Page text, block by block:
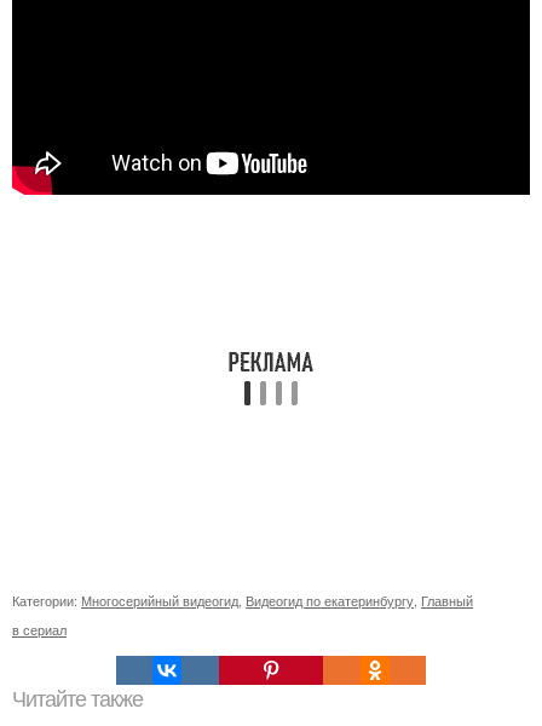
Категории: Многосерийный видеогид Видеогид по екатеринбургу Главный
в сериал
Читайте также